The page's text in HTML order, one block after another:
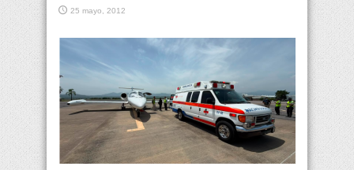
25 mayo, 2012